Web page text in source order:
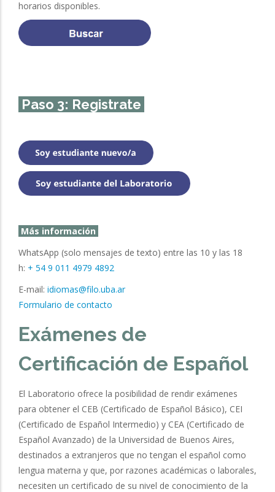
horarios disponibles.
Paso 3: Registrate
Más información
WhatsApp (solo mensajes de texto) entre las 10 y las 18
h: + 54 9 011 4979 4892
E-mail: idiomas@filo.uba.ar
Formulario de contacto
Exámenes de
Certificación de Español
El Laboratorio ofrece la posibilidad de rendir exámenes
para obtener el CEB (Certificado de Español Básico), CEI
(Certificado de Español Intermedio) y CEA (Certificado de
Español Avanzado) de la Universidad de Buenos Aires,
destinados a extranjeros que no tengan el español como
lengua materna y que, por razones académicas o laborales,
necesiten un certificado de su nivel de conocimiento de la